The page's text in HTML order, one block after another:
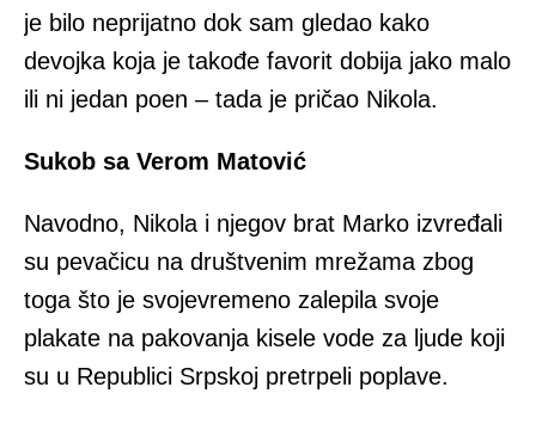
je bilo neprijatno dok sam gledao kako
devojka koja je takođe favorit dobija jako malo
ili ni jedan poen – tada je pričao Nikola.
Sukob sa Verom Matović
Navodno, Nikola i njegov brat Marko izvređali
su pevačicu na društvenim mrežama zbog
toga što je svojevremeno zalepila svoje
plakate na pakovanja kisele vode za ljude koji
su u Republici Srpskoj pretrpeli poplave.